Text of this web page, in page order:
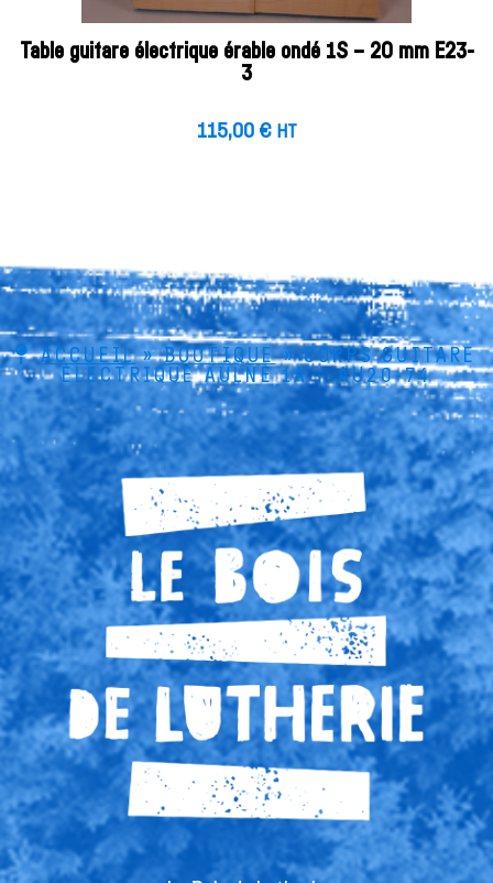
Table guitare électrique érable ondé 1S – 20 mm E23-
3
115,00 € HT
ACCUEIL»BOUTIQUE»CORPS GUITARE
ÉLECTRIQUE AULNE 1A – AU20-74